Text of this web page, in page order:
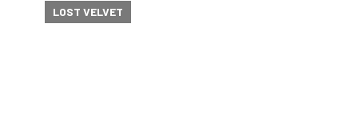
LOST VELVET